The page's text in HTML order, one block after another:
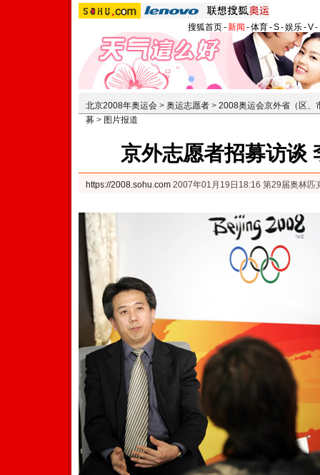
搜狐首页-新闻 -体育-S-娱乐-V-
北京2008年奥运会 > 奥运志愿者 > 2008奥运会京外省（区、
募 > 图片报道
京外志愿者招募访谈
https://2008.sohu.com 2007年01月19日18:16 第29届奥林匹